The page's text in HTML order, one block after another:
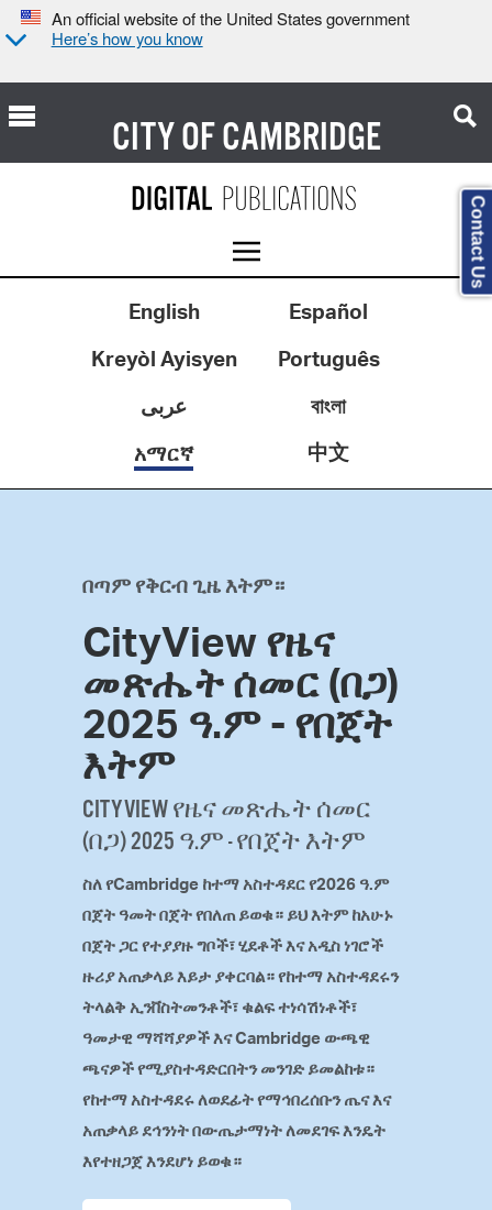
An official website of the United States government
Here’s how you know
CITY OFCAMBRIDGE
English
Español
Kreyòl Ayisyen
Português
عربى
বাংলা
አማርኛ
中文
በጣም የቅርብ ጊዜ እትም።
CityView የዜና
መጽሔት ሰመር (በጋ)
2025 ዓ.ም - የበጀት
እትም
CITYVIEW የዜና መጽሔት ሰመር
(በጋ) 2025 ዓ.ም - የበጀት እትም
ስለ የCambridge ከተማ አስተዳደር የ2026 ዓ.ም
በጀት ዓመት በጀት የበለጠ ይወቁ። ይህ እትም ከአሁኑ
በጀት ጋር የተያያዙ ግቦች፣ ሂደቶች እና አዲስ ነገሮች
ዙሪያ አጠቃላይ እይታ ያቀርባል። የከተማ አስተዳደሩን
ትላልቅ ኢንቨስትመንቶች፣ ቁልፍ ተነሳሽነቶች፣
ዓመታዊ ማሻሻያዎች እና Cambridge ውጫዊ
ጫናዎች የሚያስተዳድርበትን መንገድ ይመልከቱ።
የከተማ አስተዳደሩ ለወደፊት የማኅበረሰቡን ጤና እና
አጠቃላይ ደኅንነት በውጤታማነት ለመደገፍ እንዴት
እየተዘጋጀ እንደሆነ ይወቁ።
Contact Us